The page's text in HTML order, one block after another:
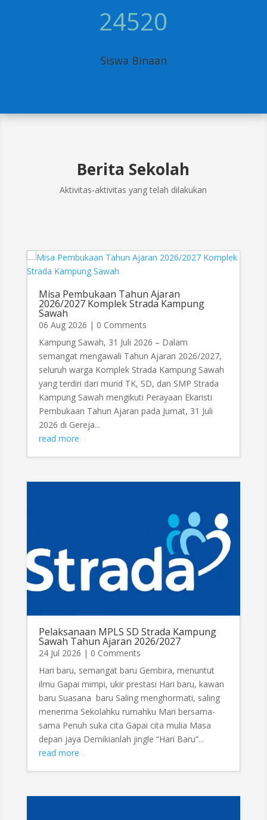
24520
Siswa Binaan
Berita Sekolah
Aktivitas-aktivitas yang telah dilakukan
Misa Pembukaan Tahun Ajaran
2026/2027 Komplek Strada Kampung
Sawah
06 Aug 2026 | 0 Comments
Kampung Sawah, 31 Juli 2026 – Dalam
semangat mengawali Tahun Ajaran 2026/2027,
seluruh warga Komplek Strada Kampung Sawah
yang terdiri dari murid TK, SD, dan SMP Strada
Kampung Sawah mengikuti Perayaan Ekaristi
Pembukaan Tahun Ajaran pada Jumat, 31 Juli
2026 di Gereja...
read more
Pelaksanaan MPLS SD Strada Kampung
Sawah Tahun Ajaran 2026/2027
24 Jul 2026 | 0 Comments
Hari baru, semangat baru Gembira, menuntut
ilmu Gapai mimpi, ukir prestasi Hari baru, kawan
baru Suasana baru Saling menghormati, saling
menerima Sekolahku rumahku Mari bersama-
sama Penuh suka cita Gapai cita mulia Masa
depan jaya Demikianlah jingle “Hari Baru”...
read more